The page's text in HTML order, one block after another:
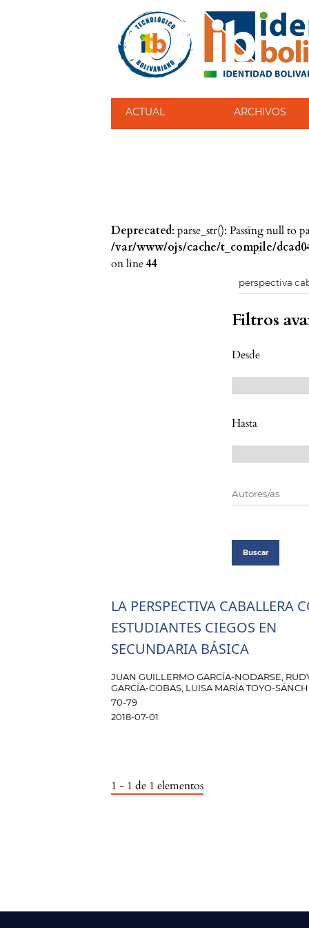
ACTUAL ARCHIVOS
Deprecated: parse_str(): Passing null to
/var/www/ojs/cache/t_compile/
on line44
Filtros
Desde
Hasta
Buscar
LA PERSPECTIVA CABALLERA
ESTUDIANTES CIEGOS EN
SECUNDARIA BÁSICA
JUAN GUILLERMO GARCÍA-NODARSE,
GARCÍA-COBAS, LUISA MARÍA TOYO-
70-79
2018-07-01
1 - 1 de 1 elementos